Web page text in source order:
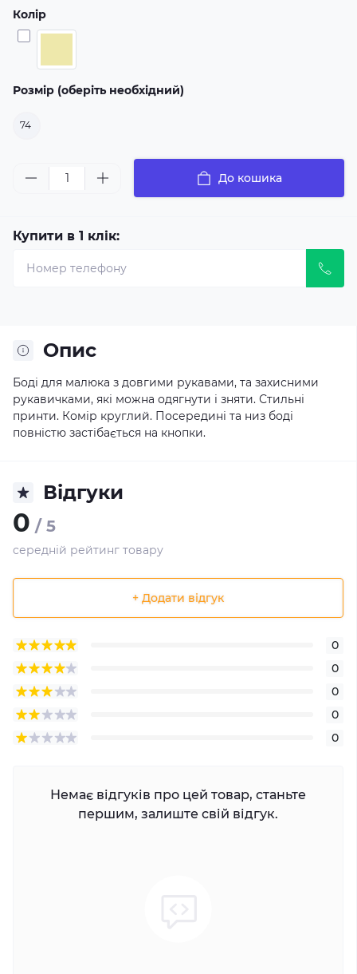
Колір
Розмір (оберіть необхідний)
74
До кошика
Купити в 1 клік:
Опис
Боді для малюка з довгими рукавами, та захисними
рукавичками, які можна одягнути і зняти. Стильні
принти. Комір круглий. Посередині та низ боді
повністю застібається на кнопки.
Відгуки
0 / 5
середній рейтинг товару
+ Додати відгук
0
0
0
0
0
Немає відгуків про цей товар, станьте
першим, залиште свій відгук.